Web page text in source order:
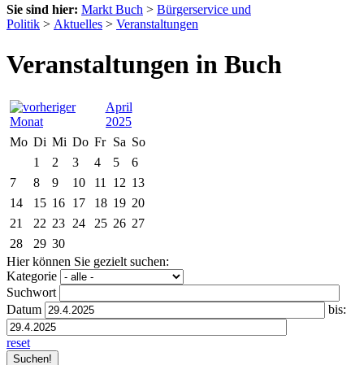
Sie sind hier: Markt Buch > Bürgerservice und
Politik > Aktuelles > Veranstaltungen
Veranstaltungen in Buch
April
2025
Mo Di Mi Do Fr Sa So
1
2 3 4 5
6
7
8 9 10 11 12 13
14
15 16 17 18 19 20
21
22 23 24 25 26 27
28
29 30
Hier können Sie gezielt suchen:
Kategorie
Suchwort
Datum
bis:
reset